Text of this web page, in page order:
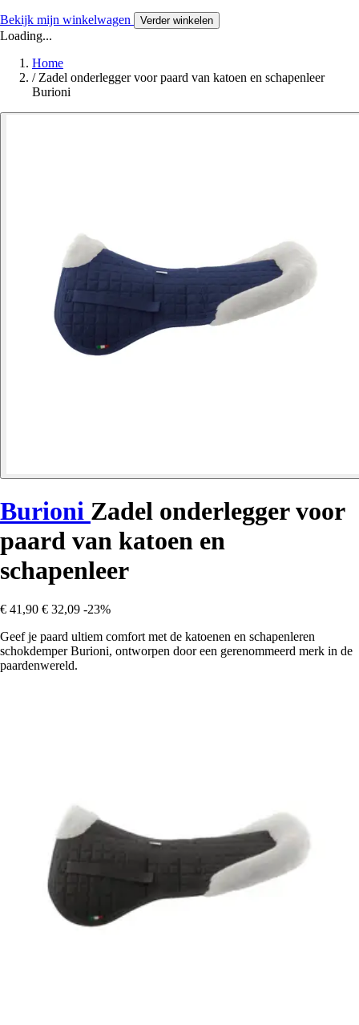
Bekijk mijn winkelwagen Verder winkelen
Loading...
Home
/ Zadel onderlegger voor paard van katoen en schapenleer
Burioni
Burioni Zadel onderlegger voor
paard van katoen en
schapenleer
€ 41,90 € 32,09 -23%
Geef je paard ultiem comfort met de katoenen en schapenleren
schokdemper Burioni, ontworpen door een gerenommeerd merk in de
paardenwereld.